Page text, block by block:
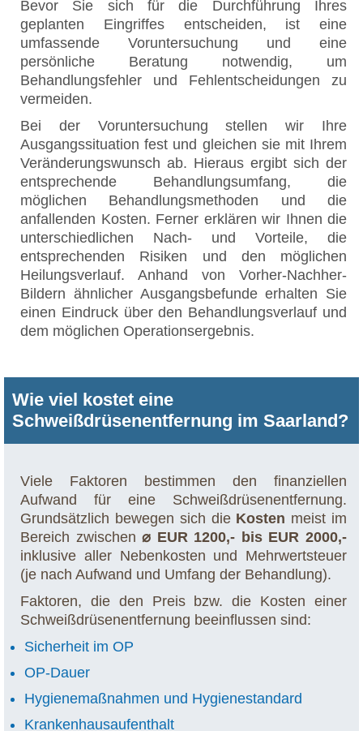
Bevor Sie sich für die Durchführung Ihres
geplanten Eingriffes entscheiden, ist eine
umfassende Voruntersuchung und eine
persönliche Beratung notwendig, um
Behandlungsfehler und Fehlentscheidungen zu
vermeiden.
Bei der Voruntersuchung stellen wir Ihre
Ausgangssituation fest und gleichen sie mit Ihrem
Veränderungswunsch ab. Hieraus ergibt sich der
entsprechende Behandlungsumfang, die
möglichen Behandlungsmethoden und die
anfallenden Kosten. Ferner erklären wir Ihnen die
unterschiedlichen Nach- und Vorteile, die
entsprechenden Risiken und den möglichen
Heilungsverlauf. Anhand von Vorher-Nachher-
Bildern ähnlicher Ausgangsbefunde erhalten Sie
einen Eindruck über den Behandlungsverlauf und
dem möglichen Operationsergebnis.
Wie viel kostet eine
Schweißdrüsenentfernung im Saarland?
Viele Faktoren bestimmen den finanziellen
Aufwand für eine Schweißdrüsenentfernung.
Grundsätzlich bewegen sich die Kosten meist im
Bereich zwischen⌀ EUR 1200,- bis EUR 2000,-
inklusive aller Nebenkosten und Mehrwertsteuer
(je nach Aufwand und Umfang der Behandlung).
Faktoren, die den Preis bzw. die Kosten einer
Schweißdrüsenentfernung beeinflussen sind:
Sicherheit im OP
OP-Dauer
Hygienemaßnahmen und Hygienestandard
Krankenhausaufenthalt